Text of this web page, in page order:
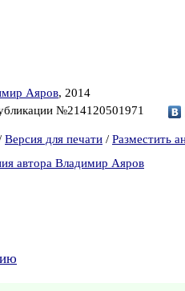
Аяров, 2014
№214120501971
Версия для печати / Разместить
автора Владимир Аяров